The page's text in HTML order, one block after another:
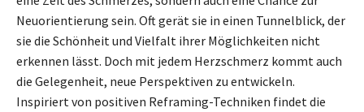
Neuorientierung sein. Oft gerät sie in einen Tunnelblick, der
sie die Schönheit und Vielfalt ihrer Möglichkeiten nicht
erkennen lässt. Doch mit jedem Herzschmerz kommt auch
die Gelegenheit, neue Perspektiven zu entwickeln.
Inspiriert von positiven Reframing-Techniken findet die